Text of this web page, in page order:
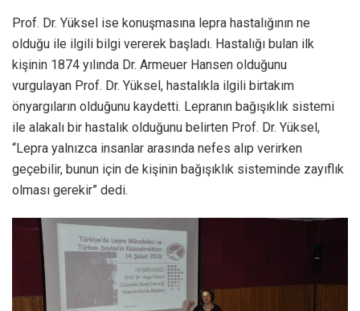
Prof. Dr. Yüksel ise konuşmasına lepra hastalığının ne
olduğu ile ilgili bilgi vererek başladı. Hastalığı bulan ilk
kişinin 1874 yılında Dr. Armeuer Hansen olduğunu
vurgulayan Prof. Dr. Yüksel, hastalıkla ilgili birtakım
önyargıların olduğunu kaydetti. Lepranın bağışıklık sistemi
ile alakalı bir hastalık olduğunu belirten Prof. Dr. Yüksel,
“Lepra yalnızca insanlar arasında nefes alıp verirken
geçebilir, bunun için de kişinin bağışıklık sisteminde zayıflık
olması gerekir” dedi.